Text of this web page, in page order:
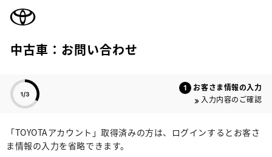
中古車：お問い合わせ
お客さま情報の入力
入力内容のご確認
「TOYOTAアカウント」取得済みの方は、ログインするとお客さ
ま情報の入力を省略できます。